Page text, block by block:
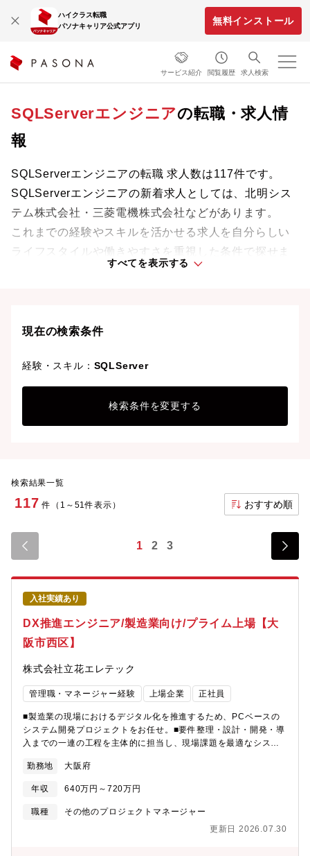
ハイクラス転職
パソナキャリア公式アプリ
無料インストール
サービス紹介 閲覧履歴 求人検索
SQLServerエンジニアの転職・求人情
報
SQLServerエンジニアの転職 求人数は117件です。
SQLServerエンジニアの新着求人としては、北明シス
テム株式会社・三菱電機株式会社などがあります。
これまでの経験やスキルを活かせる求人を自分らしい
ライフスタイルや働きやすさを重視した条件で探せま
す。理想の働き方で、さらなる成長と活躍を目指しま
すべてを表示する
現在の検索条件
経験・スキル： SQLServer
検索条件を変更する
検索結果一覧
117 件（1～51件表示） おすすめ順
1 2 3
入社実績あり
DX推進エンジニア/製造業向け/プライム上場【大
阪市西区】
株式会社立花エレテック
管理職・マネージャー経験 上場企業 正社員
■製造業の現場におけるデジタル化を推進するため、PCベースの
システム開発プロジェクトをお任せ。■要件整理・設計・開発・導
入までの一連の工程を主体的に担当し、現場課題を最適なシステ
要件整理～設計・開発・テスト・導入までの一連の工程の担当 (2)
顧客との打ち合わせを通じた課題整理および仕様調整 (3)担当領域
における進捗・課題管理およびトラブル対応 (4)小中規模案件また
は担当領域におけるリード業務 (5)後輩メンバーへの指導・レビュ
ム・装置メーカー向けデータ管理システム・製造業界、物流業界
勤務地 大阪府
年収 640万円～720万円
職種
その他のプロジェクトマネージャー
更新日 2026.07.30